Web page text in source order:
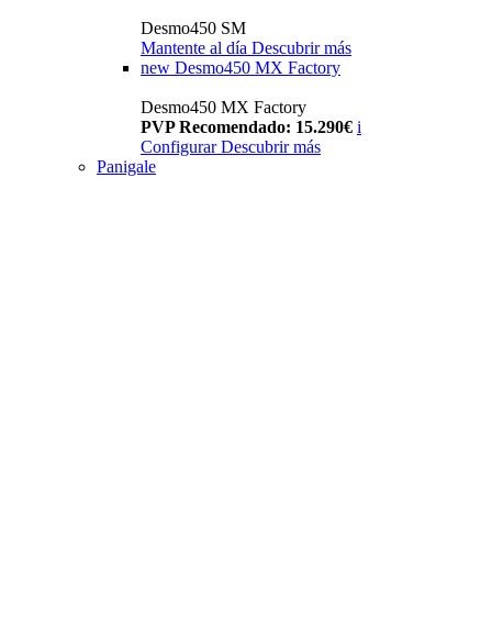
Desmo450 SM
Mantente al día Descubrir más
new Desmo450 MX Factory
Desmo450 MX Factory
PVP Recomendado: 15.290€ i
Configurar Descubrir más
Panigale